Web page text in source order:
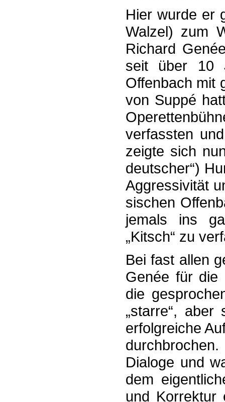
Hier wurde er
Walzel) zum
Richard
seit über 10
Offenbach mit
von Suppé
verfassten
zeigte sich
deutscher“)
Aggressivität
sischen
jemals ins
„Kitsch“ zu
Bei fast allen
Genée für die
die
„starre“,
erfolg­reiche
Dialoge und
dem
und Korrektur